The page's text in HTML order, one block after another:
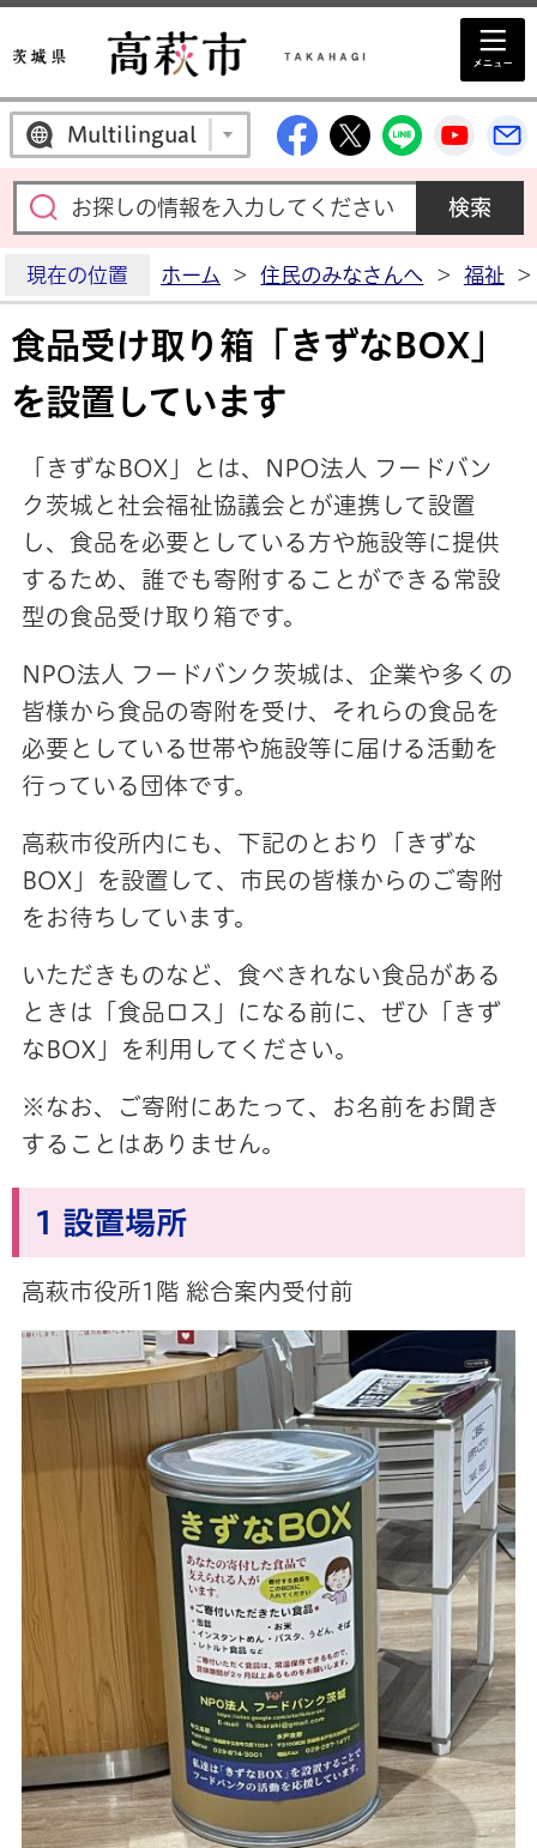
Multilingual 高萩市公式
高萩市公式X
高萩市
高
現在の位置 ホーム > 住民のみなさんへ > 福祉 >
食品受け取り箱「きずなBOX」
を設置しています
「きずなBOX」とは、NPO法人 フードバン
ク茨城と社会福祉協議会とが連携して設置
し、食品を必要としている方や施設等に提供
するため、誰でも寄附することができる常設
型の食品受け取り箱です。
NPO法人 フードバンク茨城は、企業や多くの
皆様から食品の寄附を受け、それらの食品を
必要としている世帯や施設等に届ける活動を
行っている団体です。
高萩市役所内にも、下記のとおり「きずな
BOX」を設置して、市民の皆様からのご寄附
をお待ちしています。
いただきものなど、食べきれない食品がある
ときは「食品ロス」になる前に、ぜひ「きず
なBOX」を利用してください。
※なお、ご寄附にあたって、お名前をお聞き
することはありません。
1 設置場所
高萩市役所1階 総合案内受付前